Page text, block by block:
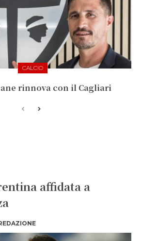
CALCIO
rinnova con il Cagliari